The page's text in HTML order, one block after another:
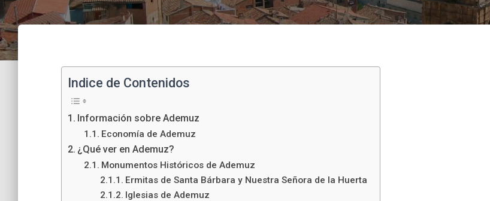
Indice de Contenidos
Información sobre Ademuz
Economía de Ademuz
¿Qué ver en Ademuz?
Monumentos Históricos de Ademuz
Ermitas de Santa Bárbara y Nuestra Señora de la Huerta
Iglesias de Ademuz